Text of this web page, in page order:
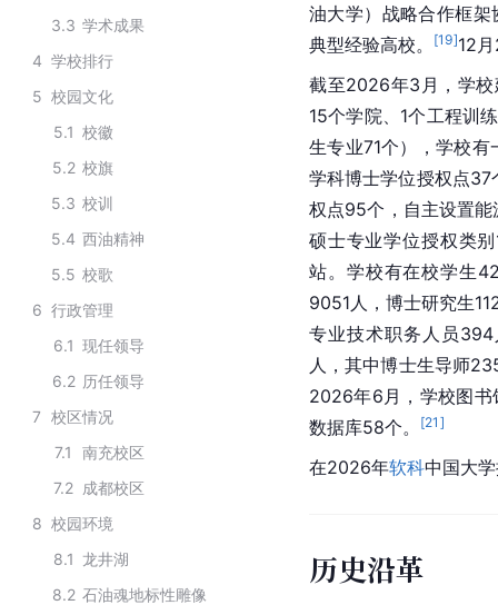
3.3 学术成果
4 学校排行
5 校园文化
5.1 校徽
5.2 校旗
5.3 校训
5.4 西油精神
5.5 校歌
6 行政管理
6.1 现任领导
6.2 历任领导
7 校区情况
7.1
南充校区
7.2 成都校区
8 校园环境
8.1 龙井湖
8.2 石油魂地标性雕像
油大学）战略合作框架
典型经验高校。
[19]12
截至2026年3月，学
15个学院、1个工程训
生专业71个），学校
学科博士学位授权点
权点95个，自主设置
硕士专业学位授权类
站。学校有在校学生
9051人，博士研究生
专业技术职务人员
人，其中博士生导师
2026年6月，学校图书
数据库58个。
[21 ]
在2026年软科中国大
历史沿革